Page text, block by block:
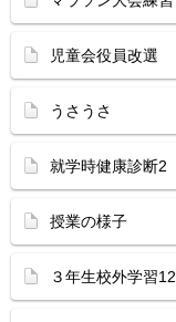
児童会役員改選
うさうさ
就学時健康診断2
授業の様子
３年生校外学習12